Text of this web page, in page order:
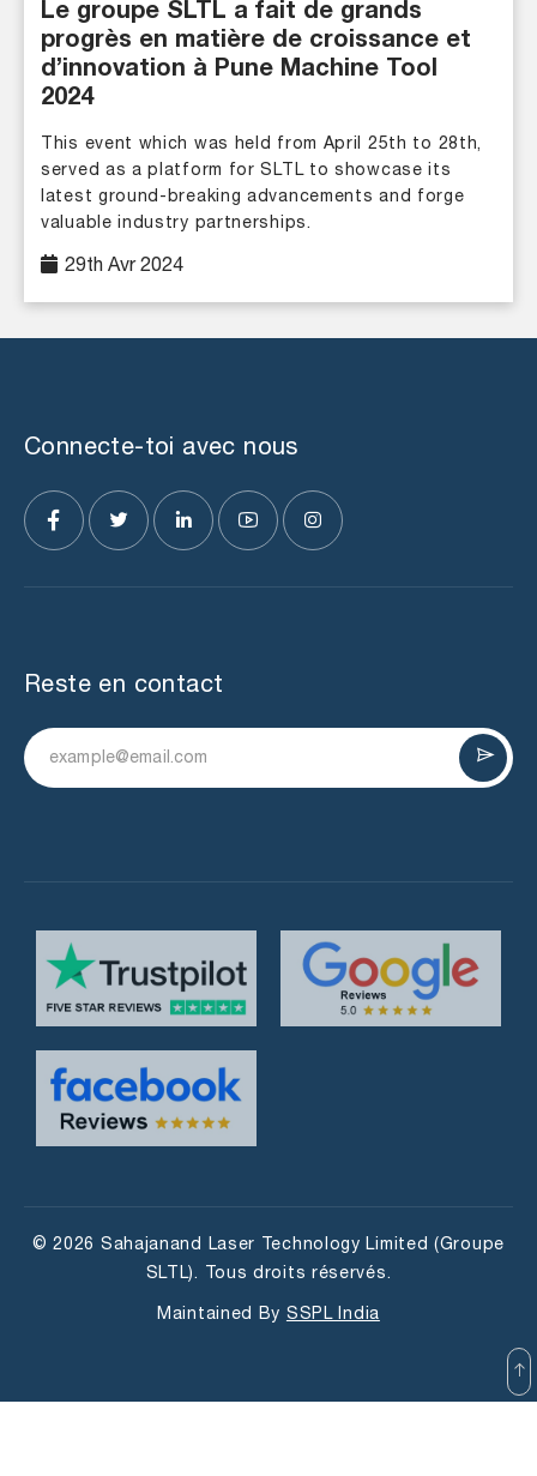
Le groupe SLTL a fait de grands
progrès en matière de croissance et
d’innovation à Pune Machine Tool
2024
This event which was held from April 25th to 28th,
served as a platform for SLTL to showcase its
latest ground-breaking advancements and forge
valuable industry partnerships.
29th Avr 2024
Connecte-toi avec nous
Reste en contact
© 2026 Sahajanand Laser Technology Limited (Groupe
SLTL). Tous droits réservés.
Maintained By SSPL India